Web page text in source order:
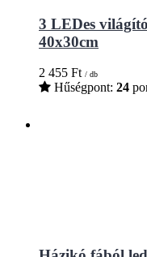
3 LEDes
40x30cm
2 455 Ft / db
Hűségpont: 24